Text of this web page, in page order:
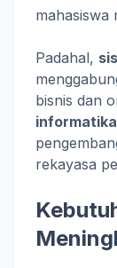
mahasiswa
Padahal,
bisnis dan
informatika
rekayasa